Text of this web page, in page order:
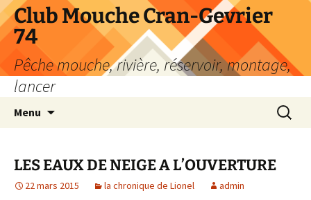
Aller
au
contenu
Club Mouche Cran-Gevrier
74
Pêche mouche, rivière, réservoir, montage,
lancer
Menu
LES EAUX DE NEIGE A L’OUVERTURE
22 mars 2015 la chronique de Lionel admin